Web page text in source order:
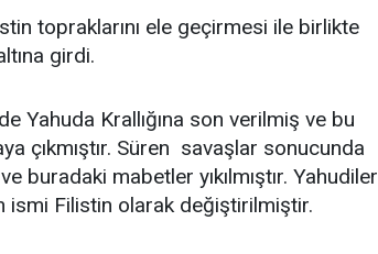
topraklarını ele geçirmesi ile birlikte
girdi.
Yahuda Krallığına son verilmiş ve bu
çıkmıştır. Süren savaşlar sonucunda
buradaki mabetler yıkılmıştır. Yahudiler
ismi Filistin olarak değiştirilmiştir.